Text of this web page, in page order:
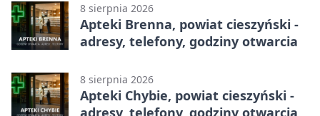
8 sierpnia 2026
Apteki Brenna, powiat cieszyński -
adresy, telefony, godziny otwarcia
8 sierpnia 2026
Apteki Chybie, powiat cieszyński -
adresy, telefony, godziny otwarcia